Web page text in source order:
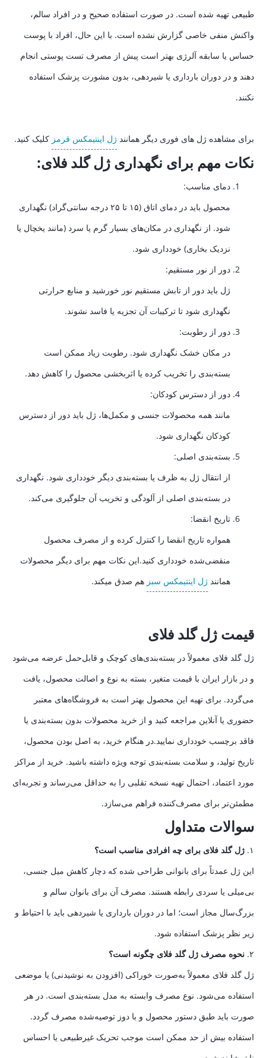
طبیعی تهیه شده است. در صورت استفاده صحیح و در افراد سالم،
واکنش منفی خاصی گزارش نشده است. با این حال، افراد با پوست
حساس یا سابقه آلرژی بهتر است پیش از مصرف تست پوستی انجام
دهند و در دوران بارداری یا شیردهی، بدون مشورت پزشک استفاده
نکنند.
برای مشاهده ژل های فوری دیگر همانند ژل اینتیمکس قرمز کلیک کنید.
نکات مهم برای نگهداری ژل گلد فلای:
دمای مناسب:
محصول باید در دمای اتاق (۱۵ تا ۲۵ درجه سانتی‌گراد) نگهداری
شود. از نگهداری در مکان‌های بسیار گرم یا سرد (مانند یخچال یا
نزدیک بخاری) خودداری شود.
دور از نور مستقیم:
ژل باید دور از تابش مستقیم نور خورشید و منابع حرارتی
نگهداری شود تا ترکیبات آن تجزیه یا فاسد نشوند.
دور از رطوبت:
در مکان خشک نگهداری شود. رطوبت زیاد ممکن است
بسته‌بندی را تخریب کرده یا اثربخشی محصول را کاهش دهد.
دور از دسترس کودکان:
مانند همه محصولات جنسی و مکمل‌ها، ژل باید دور از دسترس
کودکان نگهداری شود.
بسته‌بندی اصلی:
از انتقال ژل به ظرف یا بسته‌بندی دیگر خودداری شود. نگهداری
در بسته‌بندی اصلی از آلودگی و تخریب آن جلوگیری می‌کند.
تاریخ انقضا:
همواره تاریخ انقضا را کنترل کرده و از مصرف محصول
منقضی‌شده خودداری کنید.این نکات مهم برای دیگر محصولات
همانند ژل اینتیمکس سبز هم صدق میکند.
قیمت ژل گلد فلای
ژل گلد فلای معمولاً در بسته‌بندی‌های کوچک و قابل‌حمل عرضه می‌شود
و در بازار ایران با قیمت متغیر، بسته به نوع و اصالت محصول، یافت
می‌گردد. برای تهیه این محصول بهتر است به فروشگاه‌های معتبر
حضوری یا آنلاین مراجعه کنید و از خرید محصولات بدون بسته‌بندی یا
فاقد برچسب خودداری نمایید.در هنگام خرید، به اصل بودن محصول،
تاریخ تولید، و سلامت بسته‌بندی توجه ویژه داشته باشید. خرید از مراکز
مورد اعتماد، احتمال تهیه نسخه تقلبی را به حداقل می‌رساند و تجربه‌ای
مطمئن‌تر برای مصرف‌کننده فراهم می‌سازد.
سوالات متداول
۱. ژل گلد فلای برای چه افرادی مناسب است؟
این ژل عمدتاً برای بانوانی طراحی شده که دچار کاهش میل جنسی،
بی‌میلی یا سردی رابطه هستند. مصرف آن برای بانوان سالم و
بزرگ‌سال مجاز است؛ اما در دوران بارداری یا شیردهی باید با احتیاط و
زیر نظر پزشک استفاده شود.
۲. نحوه مصرف ژل گلد فلای چگونه است؟
ژل گلد فلای معمولاً به‌صورت خوراکی (افزودن به نوشیدنی) یا موضعی
استفاده می‌شود. نوع مصرف وابسته به مدل بسته‌بندی است. در هر
صورت باید طبق دستور محصول و با دوز توصیه‌شده مصرف گردد.
استفاده بیش از حد ممکن است موجب تحریک غیرطبیعی یا احساس